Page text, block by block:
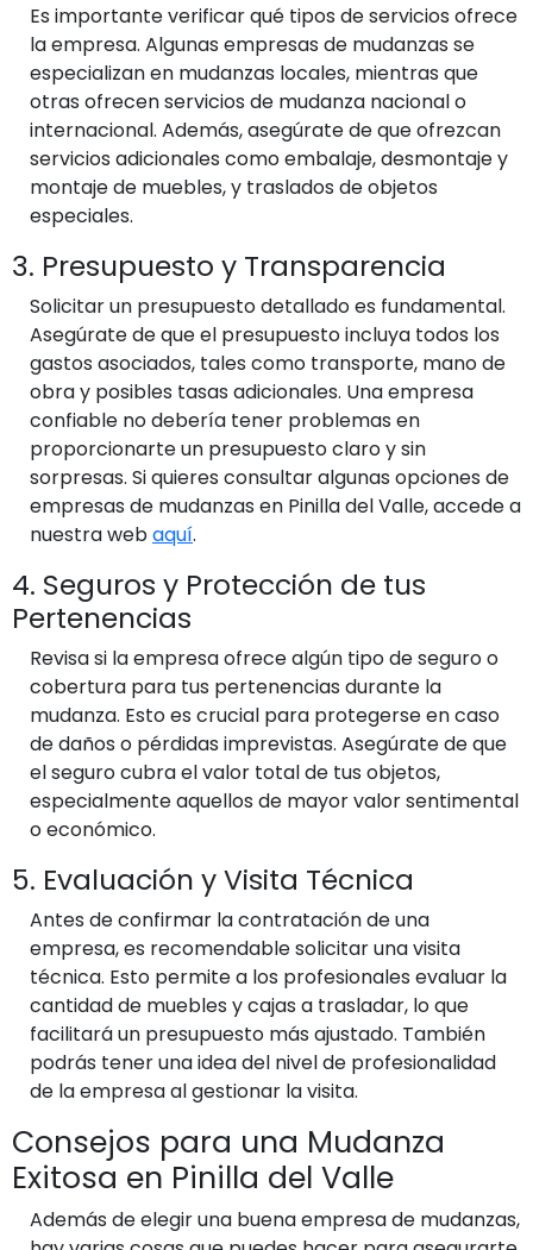
Es importante verificar qué tipos de servicios ofrece
la empresa. Algunas empresas de mudanzas se
especializan en mudanzas locales, mientras que
otras ofrecen servicios de mudanza nacional o
internacional. Además, asegúrate de que ofrezcan
servicios adicionales como embalaje, desmontaje y
montaje de muebles, y traslados de objetos
especiales.
3. Presupuesto y Transparencia
Solicitar un presupuesto detallado es fundamental.
Asegúrate de que el presupuesto incluya todos los
gastos asociados, tales como transporte, mano de
obra y posibles tasas adicionales. Una empresa
confiable no debería tener problemas en
proporcionarte un presupuesto claro y sin
sorpresas. Si quieres consultar algunas opciones de
empresas de mudanzas en Pinilla del Valle, accede a
nuestra webaquí.
4. Seguros y Protección de tus
Pertenencias
Revisa si la empresa ofrece algún tipo de seguro o
cobertura para tus pertenencias durante la
mudanza. Esto es crucial para protegerse en caso
de daños o pérdidas imprevistas. Asegúrate de que
el seguro cubra el valor total de tus objetos,
especialmente aquellos de mayor valor sentimental
o económico.
5. Evaluación y Visita Técnica
Antes de confirmar la contratación de una
empresa, es recomendable solicitar una visita
técnica. Esto permite a los profesionales evaluar la
cantidad de muebles y cajas a trasladar, lo que
facilitará un presupuesto más ajustado. También
podrás tener una idea del nivel de profesionalidad
de la empresa al gestionar la visita.
Consejos para una Mudanza
Exitosa en Pinilla del Valle
Además de elegir una buena empresa de mudanzas,